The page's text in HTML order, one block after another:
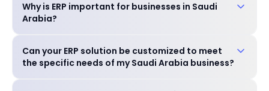
Why is ERP important for businesses in Saudi
Arabia?
Improve operational efficiency and reduce costs_
Enhance decision-making with real-time data_
Can your ERP solution be customized to meet
the specific needs of my Saudi Arabia business?